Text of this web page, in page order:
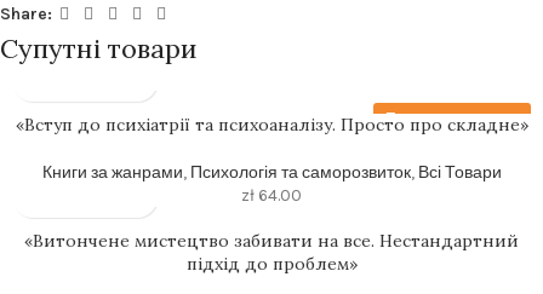
Share:
Супутні товари
Передзамовлення
«Вступ до психіатрії та психоаналізу. Просто про складне»
Книги за жанрами, Психологія та саморозвиток, Всі Товари
zł 64.00
«Витончене мистецтво забивати на все. Нестандартний
підхід до проблем»